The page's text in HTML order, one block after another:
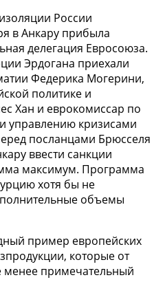
России
в Анкару прибыла
делегация Евросоюза.
Эрдогана приехали
Федерика Могерини,
политике и
Хан и еврокомиссар по
управлению кризисами
посланцами Брюсселя
ввести санкции
максимум. Программа
хотя бы не
объемы
пример европейских
которые от
менее примечательный